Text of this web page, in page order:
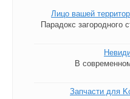
Лицо вашей
Парадокс загородного
В
Запчасти для